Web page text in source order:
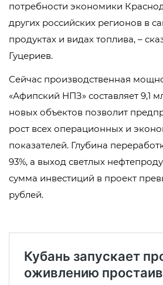
потребности экономики
других российских регионов в
продуктах и видах топлива, –
Гуцериев.
Сейчас производственная
«Афипский НПЗ» составляет 9,1
новых объектов позволит
рост всех операционных и
показателей. Глубина
93%, а выход светлых
сумма инвестиций в проект
рублей.